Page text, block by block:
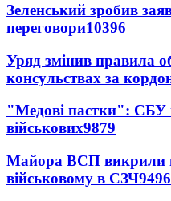
Зеленський зробив
переговори10396
Уряд змінив правила
консульствах за
"Медові пастки": СБУ
військових9879
Майора ВСП викрили
військовому в СЗЧ9496